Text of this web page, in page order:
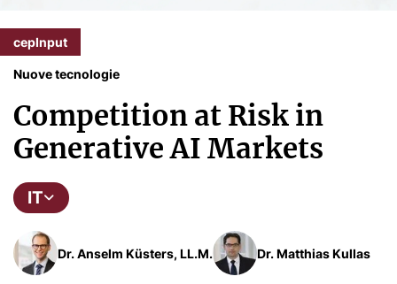
cepInput
Nuove tecnologie
Competition at Risk in
Generative AI Markets
IT
Dr. Anselm Küsters, LL.M. Dr. Matthias Kullas